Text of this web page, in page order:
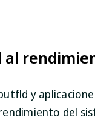
y
del